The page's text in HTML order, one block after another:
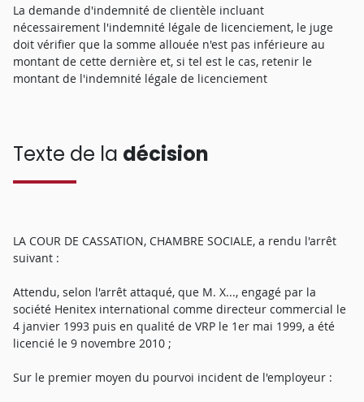
La demande d'indemnité de clientèle incluant
nécessairement l'indemnité légale de licenciement, le juge
doit vérifier que la somme allouée n'est pas inférieure au
montant de cette dernière et, si tel est le cas, retenir le
montant de l'indemnité légale de licenciement
Texte de la décision
LA COUR DE CASSATION, CHAMBRE SOCIALE, a rendu l'arrêt
suivant :
Attendu, selon l'arrêt attaqué, que M. X..., engagé par la
société Henitex international comme directeur commercial le
4 janvier 1993 puis en qualité de VRP le 1er mai 1999, a été
licencié le 9 novembre 2010 ;
Sur le premier moyen du pourvoi incident de l'employeur :